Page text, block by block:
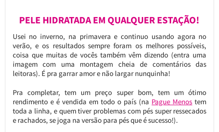
PELE HIDRATADA EM QUALQUER ESTAÇÃO!
Usei no inverno, na primavera e continuo usando agora no
verão, e os resultados sempre foram os melhores possíveis,
coisa que muitas de vocês também vêm dizendo (entra uma
imagem com uma montagem cheia de comentários das
leitoras). É pra garrar amor e não largar nunquinha!
Pra completar, tem um preço super bom, tem um ótimo
rendimento e é vendida em todo o país (na Pague Menos tem
toda a linha, e quem tiver problemas com pés super ressecados
e rachados, se joga na versão para pés que é sucesso!).